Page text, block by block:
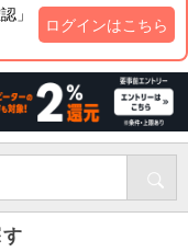
」
ログインはこちら